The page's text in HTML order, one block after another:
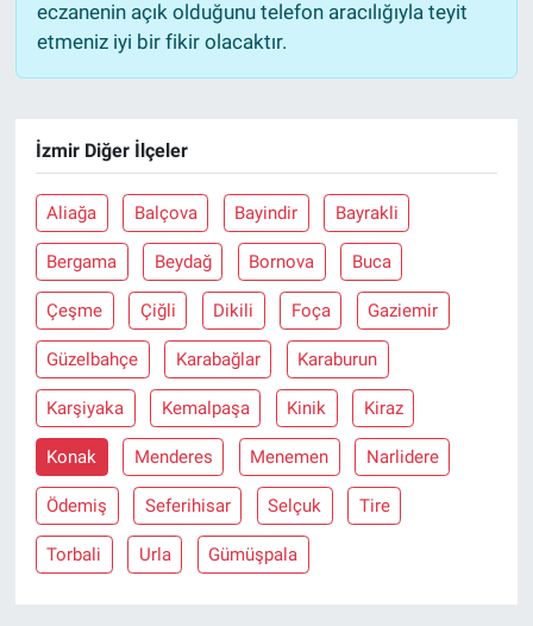
eczanenin açık olduğunu telefon aracılığıyla teyit
etmeniz iyi bir fikir olacaktır.
İzmir Diğer İlçeler
Aliağa Balçova Bayindir Bayrakli
Bergama Beydağ Bornova Buca
Çeşme Çiğli Dikili Foça Gaziemir
Güzelbahçe Karabağlar Karaburun
Karşiyaka Kemalpaşa Kinik Kiraz
Konak Menderes Menemen Narlidere
Ödemiş Seferihisar Selçuk Tire
Torbali Urla Gümüşpala